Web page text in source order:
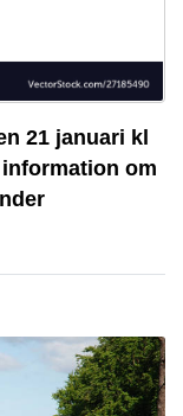
21 januari kl
om